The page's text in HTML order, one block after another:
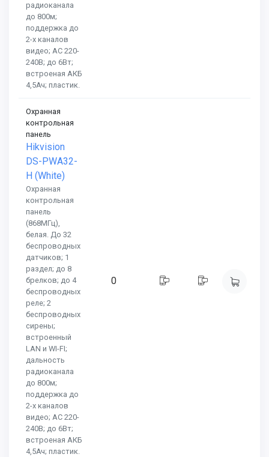
радиоканала
до 800м;
поддержка до
2-х каналов
видео; AC 220-
240В; до 6Вт;
встроеная АКБ
4,5Ач; пластик.
Охранная
контрольная
панель
Hikvision
DS-PWA32-
H (White)
Охранная
контрольная
панель
(868МГц),
белая. До 32
беспроводных
датчиков; 1
раздел; до 8
брелков; до 4
беспроводных
реле; 2
беспроводных
сирены;
встроенный
LAN и WI-FI;
дальность
радиоканала
до 800м;
поддержка до
2-х каналов
видео; AC 220-
240В; до 6Вт;
встроеная АКБ
4,5Ач; пластик.
0